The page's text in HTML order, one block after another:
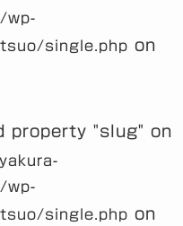
wp-
single.php on
property "slug" on
wp-
single.php on